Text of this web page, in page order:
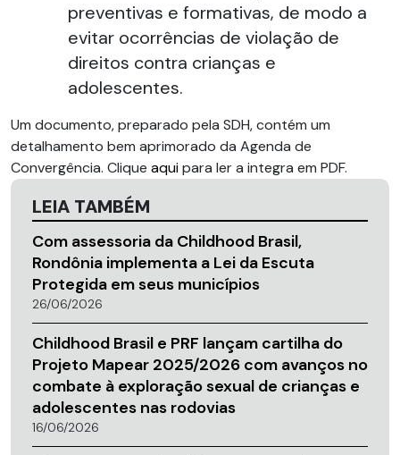
preventivas e formativas, de modo a
evitar ocorrências de violação de
direitos contra crianças e
adolescentes.
Um documento, preparado pela SDH, contém um
detalhamento bem aprimorado da Agenda de
Convergência. Clique aquipara ler a integra em PDF.
LEIA TAMBÉM
Com assessoria da Childhood Brasil,
Rondônia implementa a Lei da Escuta
Protegida em seus municípios
26/06/2026
Childhood Brasil e PRF lançam cartilha do
Projeto Mapear 2025/2026 com avanços no
combate à exploração sexual de crianças e
adolescentes nas rodovias
16/06/2026